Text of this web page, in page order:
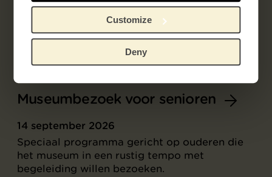
Customize
Deny
Museumbezoek voor senioren
14 september 2026
Speciaal programma gericht op ouderen die
het museum in een rustig tempo met
begeleiding willen bezoeken.